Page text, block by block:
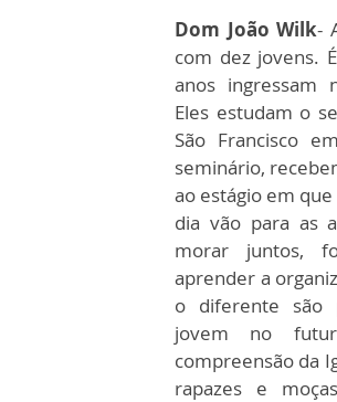
Dom João Wilk-
com dez jovens.
anos ingressam
Eles estudam o
São Francisco
seminário,
ao estágio em
dia vão para as
morar juntos,
aprender a
o diferente são
jovem no
compreensão da
rapazes e